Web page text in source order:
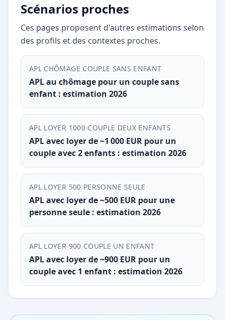
Scénarios proches
Ces pages proposent d'autres estimations selon
des profils et des contextes proches.
APL CHÔMAGE COUPLE SANS ENFANT
APL au chômage pour un couple sans
enfant : estimation 2026
APL LOYER 1000 COUPLE DEUX ENFANTS
APL avec loyer de ~1 000 EUR pour un
couple avec 2 enfants : estimation 2026
APL LOYER 500 PERSONNE SEULE
APL avec loyer de ~500 EUR pour une
personne seule : estimation 2026
APL LOYER 900 COUPLE UN ENFANT
APL avec loyer de ~900 EUR pour un
couple avec 1 enfant : estimation 2026